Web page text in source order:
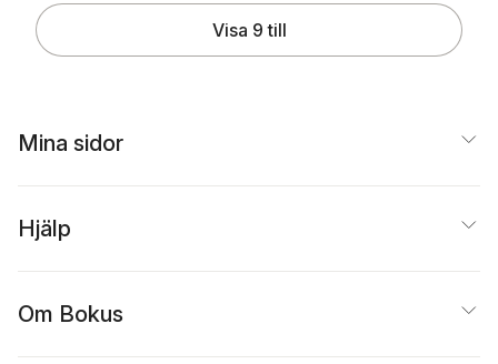
Visa 9 till
Mina sidor
Hjälp
Om Bokus